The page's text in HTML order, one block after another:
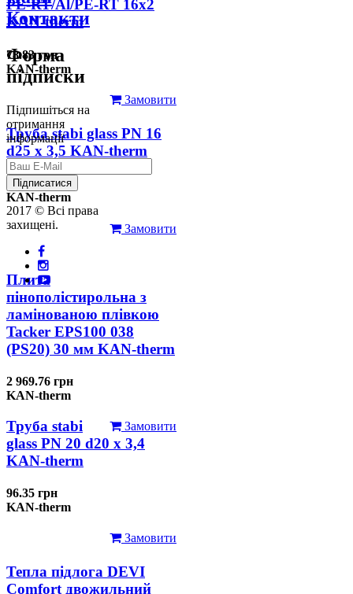
PE-RT/Al/PE-RT 16x2
KAN-therm
78.83 грн
KAN-therm
Замовити
Труба stabi glass PN 16
d25 х 3,5 KAN-therm
126.31 грн
KAN-therm
Замовити
Плита
пінополістирольна з
ламінованою плівкою
Tacker EPS100 038
(PS20) 30 мм KAN-therm
2 969.76 грн
KAN-therm
Замовити
Труба stabi
glass PN 20 d20 х 3,4
KAN-therm
96.35 грн
KAN-therm
Замовити
Тепла підлога DEVI
Comfort двожильний
Контакти
Форма
підписки
Підпишіться на
отримання
інформації
Підписатися
2017 © Всі права
захищені.